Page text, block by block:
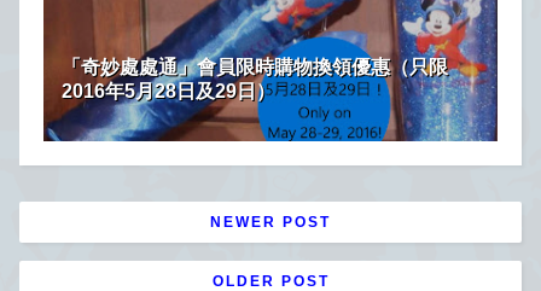
「奇妙處處通」會員限時購物換領優惠（只限
2016年5月28日及29日）
NEWER POST
OLDER POST